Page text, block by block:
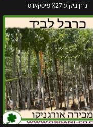
גרזן ביקוע X27 פיסקארס